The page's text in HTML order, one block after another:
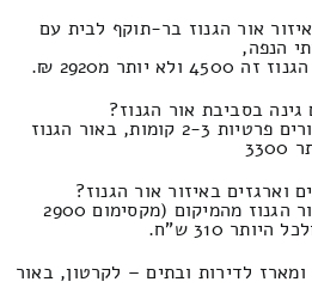
אור הגנוז בר-תוקף לבית עם
הנפה,
מ2920 ₪.
בסביבת אור הגנוז?
מחירי העברה של דירות מגורים פרטיות 2-3 קומות, באור הגנוז
וארגזים באיזור אור הגנוז?
הובלה של מס' קרטונים באור הגנוז מהמיקום (מקסימום 2900
ומארז לדירות ובתים – לקרטון, באור